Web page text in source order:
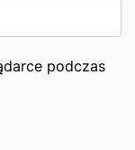
podczas